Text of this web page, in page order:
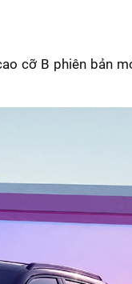
cỡ B phiên bản